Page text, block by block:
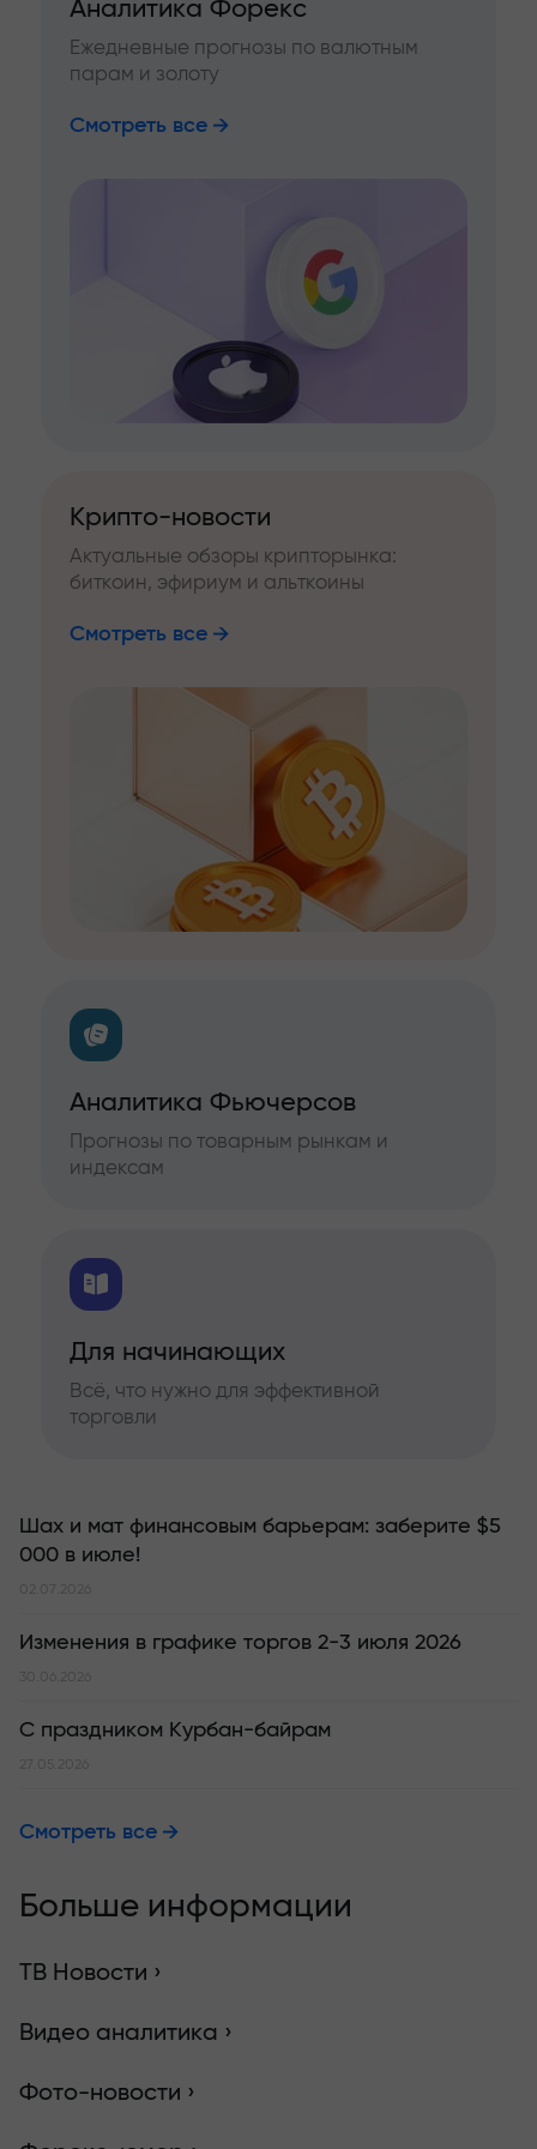
Аналитика Форекс
Ежедневные прогнозы по валютным
парам и золоту
Смотреть все
Крипто-новости
Актуальные обзоры крипторынка:
биткоин, эфириум и альткоины
Смотреть все
Аналитика Фьючерсов
Прогнозы по товарным рынкам и
индексам
Для начинающих
Всё, что нужно для эффективной
торговли
Шах и мат финансовым барьерам: заберите $5
000 в июле!
02.07.2026
Изменения в графике торгов 2-3 июля 2026
30.06.2026
С праздником Курбан-байрам
27.05.2026
Смотреть все
Больше информации
ТВ Новости ›
Видео аналитика ›
Фото-новости ›